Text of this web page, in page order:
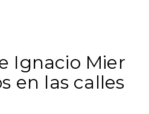
Ignacio Mier
en las calles